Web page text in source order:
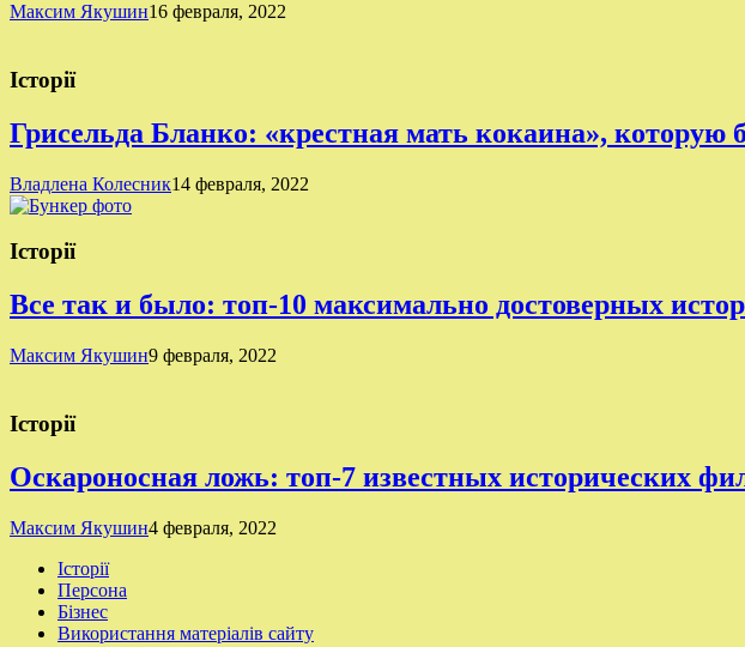
Максим Якушин16 февраля, 2022
Історії
Грисельда Бланко: «крестная мать кокаина», которую
Владлена Колесник14 февраля, 2022
Історії
Все так и было: топ-10 максимально достоверных
Максим Якушин9 февраля, 2022
Історії
Оскароносная ложь: топ-7 известных исторических
Максим Якушин4 февраля, 2022
Історії
Персона
Бізнес
Використання матеріалів сайту